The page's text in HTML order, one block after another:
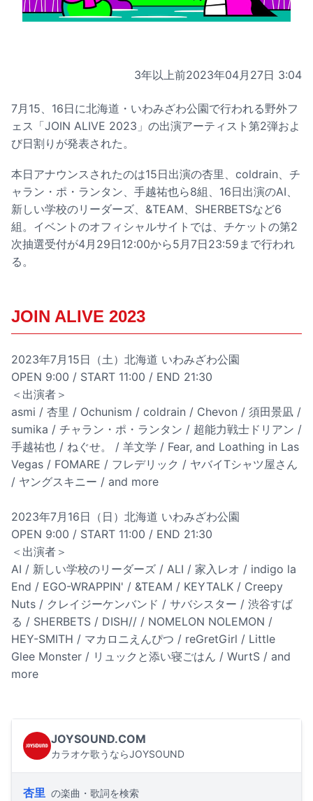
3年以上前2023年04月27日 3:04
7月15、16日に北海道・いわみざわ公園で行われる野外フ
ェス「JOIN ALIVE 2023」の出演アーティスト第2弾およ
び日割りが発表された。
本日アナウンスされたのは15日出演の杏里、coldrain、チ
ャラン・ポ・ランタン、手越祐也ら8組、16日出演のAI、
新しい学校のリーダーズ、&TEAM、SHERBETSなど6
組。イベントのオフィシャルサイトでは、チケットの第2
次抽選受付が4月29日12:00から5月7日23:59まで行われ
る。
JOIN ALIVE 2023
2023年7月15日（土）北海道 いわみざわ公園
OPEN 9:00 / START 11:00 / END 21:30
＜出演者＞
asmi / 杏里 / Ochunism / coldrain / Chevon / 須田景凪 /
sumika / チャラン・ポ・ランタン / 超能力戦士ドリアン /
手越祐也 / ねぐせ。 / 羊文学 / Fear, and Loathing in Las
Vegas / FOMARE / フレデリック / ヤバイTシャツ屋さん
/ ヤングスキニー / and more
2023年7月16日（日）北海道 いわみざわ公園
OPEN 9:00 / START 11:00 / END 21:30
＜出演者＞
AI / 新しい学校のリーダーズ / ALI / 家入レオ / indigo la
End / EGO-WRAPPIN' / &TEAM / KEYTALK / Creepy
Nuts / クレイジーケンバンド / サバシスター / 渋谷すば
る / SHERBETS / DISH// / NOMELON NOLEMON /
HEY-SMITH / マカロニえんぴつ / reGretGirl / Little
Glee Monster / リュックと添い寝ごはん / WurtS / and
more
JOYSOUND.COM
カラオケ歌うならJOYSOUND
杏里 の楽曲・歌詞を検索